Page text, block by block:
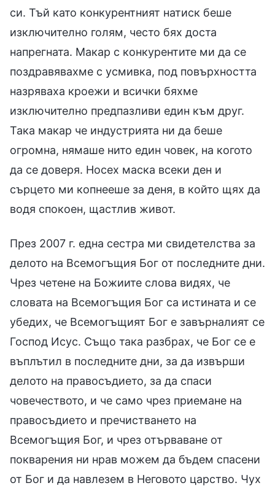
си. Тъй като конкурентният натиск беше
изключително голям, често бях доста
напрегната. Макар с конкурентите ми да се
поздравявахме с усмивка, под повърхността
назряваха кроежи и всички бяхме
изключително предпазливи един към друг.
Така макар че индустрията ни да беше
огромна, нямаше нито един човек, на когото
да се доверя. Носех маска всеки ден и
сърцето ми копнееше за деня, в който щях да
водя спокоен, щастлив живот.
През 2007 г. една сестра ми свидетелства за
делото на Всемогъщия Бог от последните дни.
Чрез четене на Божиите слова видях, че
словата на Всемогъщия Бог са истината и се
убедих, че Всемогъщият Бог е завърналият се
Господ Исус. Също така разбрах, че Бог се е
въплътил в последните дни, за да извърши
делото на правосъдието, за да спаси
човечеството, и че само чрез приемане на
правосъдието и пречистването на
Всемогъщия Бог, и чрез отърваване от
покварения ни нрав можем да бъдем спасени
от Бог и да навлезем в Неговото царство. Чух